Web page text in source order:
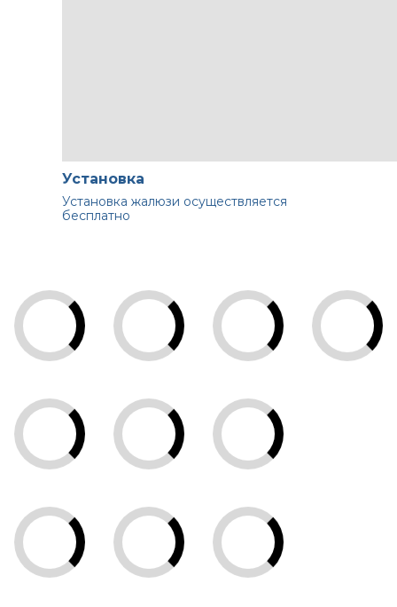
Установка
Установка жалюзи осуществляется
бесплатно